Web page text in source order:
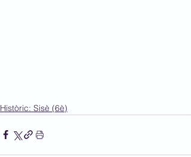
Històric: Sisè (6è)